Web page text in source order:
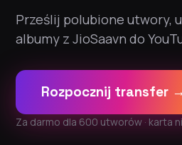
Prześlij polubione utwory,
albumy z JioSaavn do
Rozpocznij transfer →
Za darmo dla 600 utworów · karta